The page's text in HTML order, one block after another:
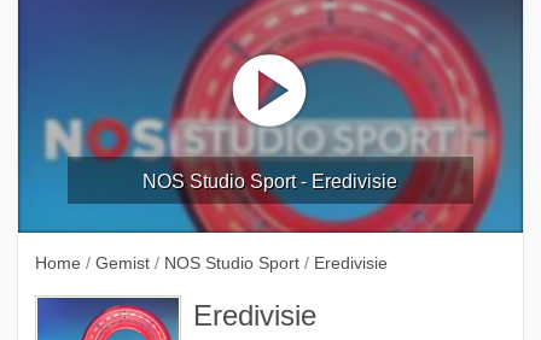
NOS Studio Sport - Eredivisie
Home / Gemist / NOS Studio Sport / Eredivisie
Eredivisie